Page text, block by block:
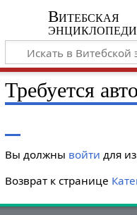
Витебская
Требуется
Вы должны войти для
Возврат к странице